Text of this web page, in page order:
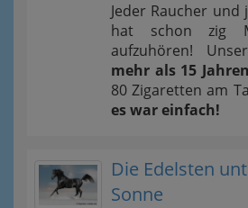
Jeder Raucher und
hat schon zig
aufzuhören!
mehr als 15
80 Zigaretten am
es war einfach!
Die Edelsten
Sonne